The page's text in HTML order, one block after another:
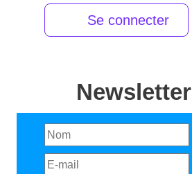
Se connecter
Newsletter